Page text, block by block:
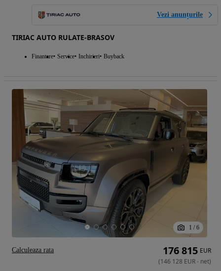
Vezi anunțurile
TIRIAC AUTO RULATE-BRASOV
Finantare Service Inchirieri Buyback
1 / 6
176 815 EUR
(146 128 EUR- net)
Calculeaza rata